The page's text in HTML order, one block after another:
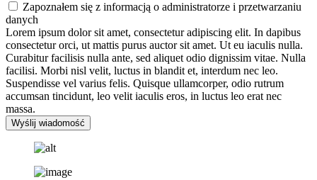
Zapoznałem się z informacją o administratorze i przetwarzaniu
danych
Lorem ipsum dolor sit amet, consectetur adipiscing elit. In dapibus
consectetur orci, ut mattis purus auctor sit amet. Ut eu iaculis nulla.
Curabitur facilisis nulla ante, sed aliquet odio dignissim vitae. Nulla
facilisi. Morbi nisl velit, luctus in blandit et, interdum nec leo.
Suspendisse vel varius felis. Quisque ullamcorper, odio rutrum
accumsan tincidunt, leo velit iaculis eros, in luctus leo erat nec
massa.
Wyślij wiadomość